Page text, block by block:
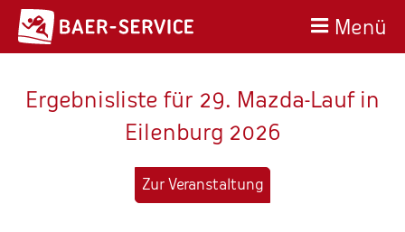
Menü
Ergebnisliste für 29. Mazda-Lauf in
Eilenburg 2026
Zur Veranstaltung